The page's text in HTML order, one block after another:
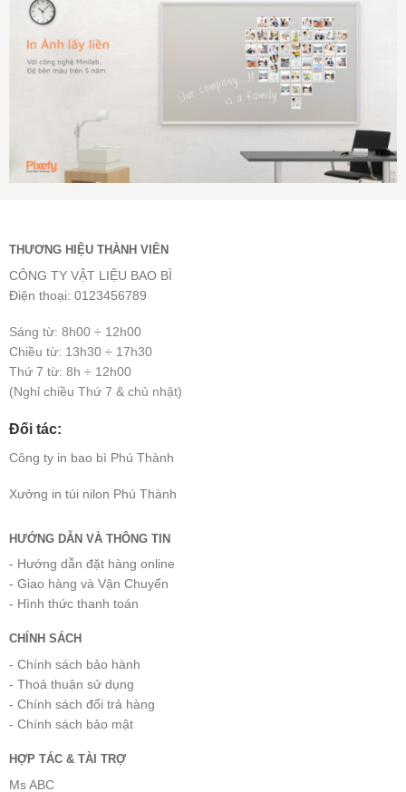
THƯƠNG HIỆU THÀNH VIÊN
CÔNG TY VẬT LIỆU BAO BÌ
Điện thoại: 0123456789
Sáng từ: 8h00 ÷ 12h00
Chiều từ: 13h30 ÷ 17h30
Thứ 7 từ: 8h ÷ 12h00
(Nghỉ chiều Thứ 7 & chủ nhật)
Đối tác:
Công ty in bao bì Phú Thành
Xưởng in túi nilon Phú Thành
HƯỚNG DẪN VÀ THÔNG TIN
- Hướng dẫn đặt hàng online
- Giao hàng và Vận Chuyển
- Hình thức thanh toán
CHÍNH SÁCH
- Chính sách bảo hành
- Thoả thuận sử dụng
- Chính sách đổi trả hàng
- Chính sách bảo mật
HỢP TÁC & TÀI TRỢ
Ms ABC